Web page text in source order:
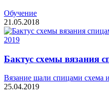
Обучение
21.05.2018
Бактус схемы вязания
Вязание шали спицами схема
25.04.2019